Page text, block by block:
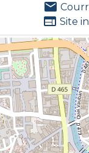
Site